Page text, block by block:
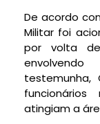
De acordo
Militar foi
por volta
testemunha,
atingiam a